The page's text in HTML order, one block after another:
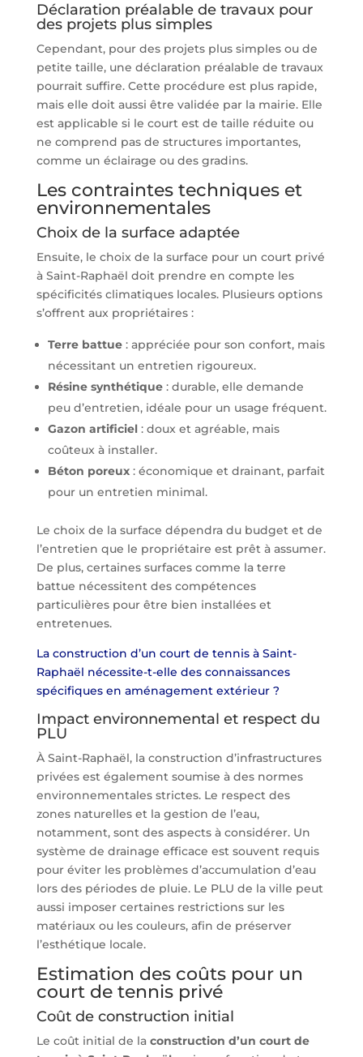
Déclaration préalable de travaux pour
des projets plus simples
Cependant, pour des projets plus simples ou de
petite taille, une déclaration préalable de travaux
pourrait suffire. Cette procédure est plus rapide,
mais elle doit aussi être validée par la mairie. Elle
est applicable si le court est de taille réduite ou
ne comprend pas de structures importantes,
comme un éclairage ou des gradins.
Les contraintes techniques et
environnementales
Choix de la surface adaptée
Ensuite, le choix de la surface pour un court privé
à Saint-Raphaël doit prendre en compte les
spécificités climatiques locales. Plusieurs options
s’offrent aux propriétaires :
Terre battue: appréciée pour son confort, mais
nécessitant un entretien rigoureux.
Résine synthétique: durable, elle demande
peu d’entretien, idéale pour un usage fréquent.
Gazon artificiel : doux et agréable, mais
coûteux à installer.
Béton poreux: économique et drainant, parfait
pour un entretien minimal.
Le choix de la surface dépendra du budget et de
l’entretien que le propriétaire est prêt à assumer.
De plus, certaines surfaces comme la terre
battue nécessitent des compétences
particulières pour être bien installées et
entretenues.
La construction d’un court de tennis à Saint-
Raphaël nécessite-t-elle des connaissances
spécifiques en aménagement extérieur ?
Impact environnemental et respect du
PLU
À Saint-Raphaël, la construction d’infrastructures
privées est également soumise à des normes
environnementales strictes. Le respect des
zones naturelles et la gestion de l’eau,
notamment, sont des aspects à considérer. Un
système de drainage efficace est souvent requis
pour éviter les problèmes d’accumulation d’eau
lors des périodes de pluie. Le PLU de la ville peut
aussi imposer certaines restrictions sur les
matériaux ou les couleurs, afin de préserver
l’esthétique locale.
Estimation des coûts pour un
court de tennis privé
Coût de construction initial
Le coût initial de la construction d’un court de